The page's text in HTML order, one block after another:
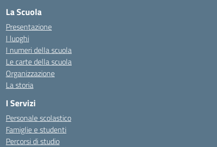
La Scuola
Presentazione
I luoghi
I numeri della scuola
Le carte della scuola
Organizzazione
La storia
I Servizi
Personale scolastico
Famiglie e studenti
Percorsi di studio